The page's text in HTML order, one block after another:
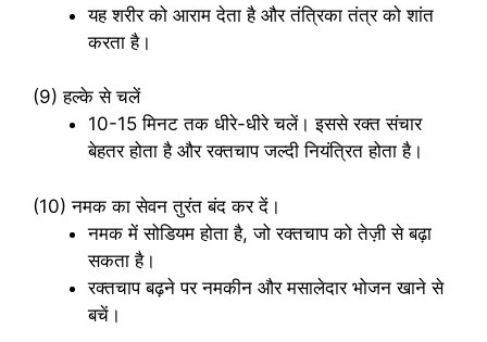
यह शरीर को आराम देता है और तंत्रिका तंत्र को शांत
करता है।
(9) हल्के से चलें
10-15 मिनट तक धीरे-धीरे चलें। इससे रक्त संचार
बेहतर होता है और रक्तचाप जल्दी नियंत्रित होता है।
(10) नमक का सेवन तुरंत बंद कर दें।
नमक में सोडियम होता है, जो रक्तचाप को तेज़ी से बढ़ा
सकता है।
रक्तचाप बढ़ने पर नमकीन और मसालेदार भोजन खाने से
बचें।